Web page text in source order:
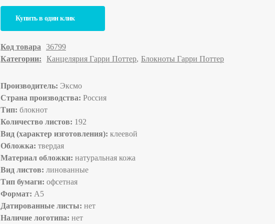
Купить в один клик
Код товара
36799
Категории:
Канцелярия Гарри Поттер Блокноты Гарри Поттер
Производитель: Эксмо
Страна производства: Россия
Тип: блокнот
Количество листов: 192
Вид (характер изготовления): клеевой
Обложка: твердая
Материал обложки: натуральная кожа
Вид листов: линованные
Тип бумаги: офсетная
Формат: А5
Датированные листы: нет
Наличие логотипа: нет